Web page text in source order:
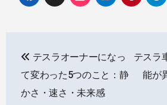
稿
ナ
テスラオーナーになっ
て変わった5つのこと：静
かさ・速さ・未来感
テスラ
能が